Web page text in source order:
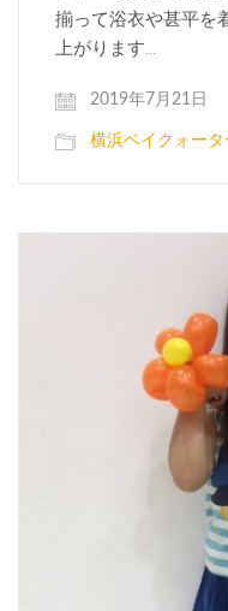
揃って浴衣や甚平を
上がります…
2019年7月21日
横浜ベイクォータ